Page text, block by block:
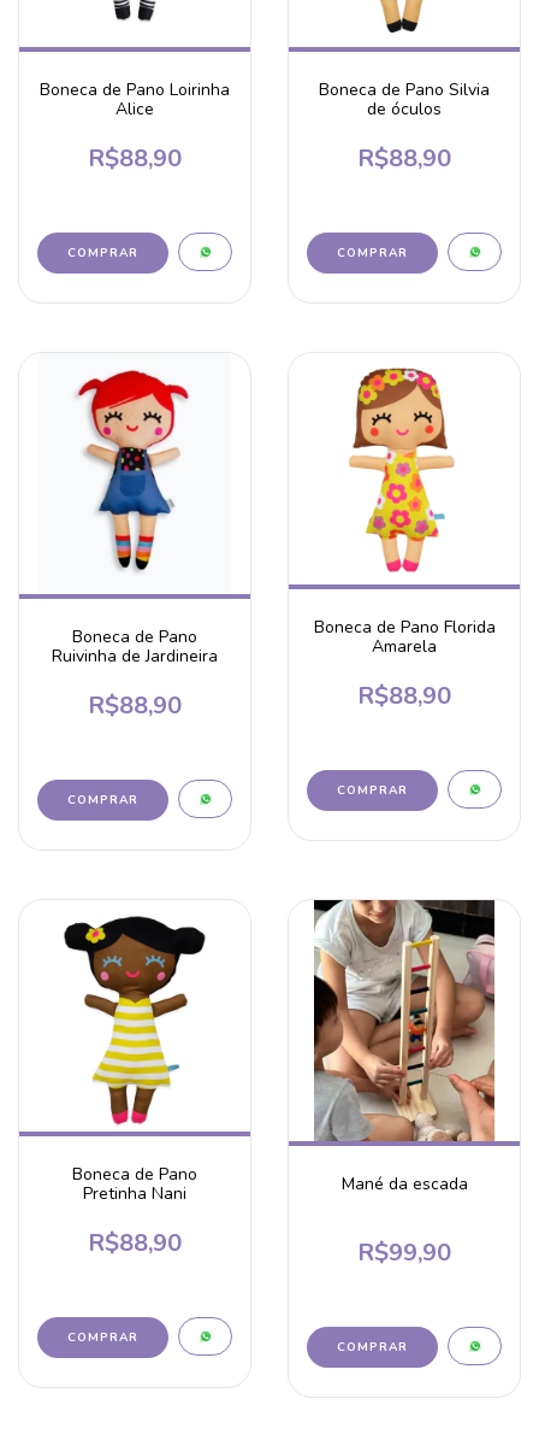
Boneca de Pano Loirinha
Alice
R$88,90
Boneca de Pano Silvia
de óculos
R$88,90
Boneca de Pano
Ruivinha de Jardineira
R$88,90
Boneca de Pano Florida
Amarela
R$88,90
Boneca de Pano
Pretinha Nani
R$88,90
Mané da escada
R$99,90